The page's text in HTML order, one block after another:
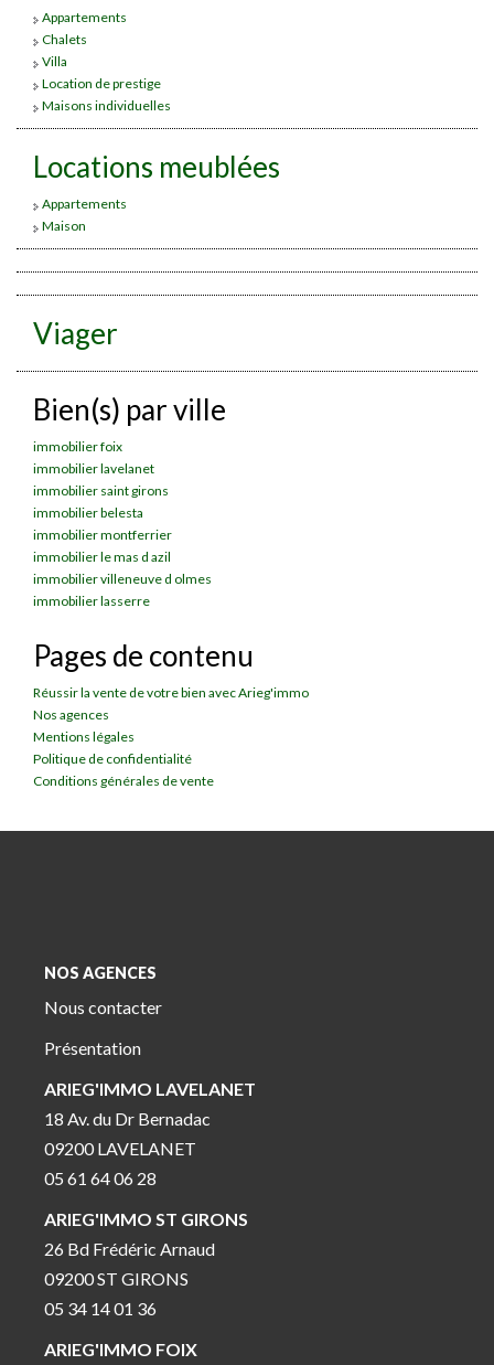
Appartements
Chalets
Villa
Location de prestige
Maisons individuelles
Locations meublées
Appartements
Maison
Viager
Bien(s) par ville
immobilier foix
immobilier lavelanet
immobilier saint girons
immobilier belesta
immobilier montferrier
immobilier le mas d azil
immobilier villeneuve d olmes
immobilier lasserre
Pages de contenu
Réussir la vente de votre bien avec Arieg'immo
Nos agences
Mentions légales
Politique de confidentialité
Conditions générales de vente
NOS AGENCES
Nous contacter
Présentation
ARIEG'IMMO LAVELANET
18 Av. du Dr Bernadac
09200 LAVELANET
05 61 64 06 28
ARIEG'IMMO ST GIRONS
26 Bd Frédéric Arnaud
09200 ST GIRONS
05 34 14 01 36
ARIEG'IMMO FOIX